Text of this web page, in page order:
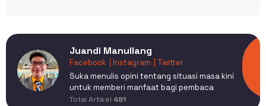
Juandi Manullang
Facebook | Instagram
| Twitter
Suka menulis opini tentang situasi masa kini
untuk memberi manfaat bagi pembaca
Total Artikel 481